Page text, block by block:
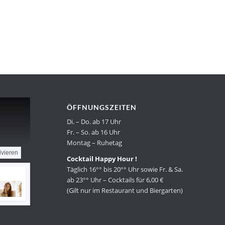
ÖFFNUNGSZEITEN
Di. – Do. ab 17 Uhr
Fr. – So. ab 16 Uhr
Montag – Ruhetag
Cocktail Happy Hour !
Täglich 16°° bis 20°° Uhr sowie Fr. & Sa.
ab 23°° Uhr – Cocktails für 6,00 €
(Gilt nur im Restaurant und Biergarten)